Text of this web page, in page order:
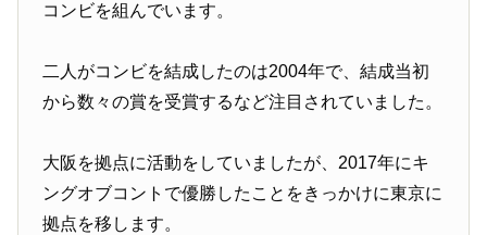
コンビを組んでいます。
二人がコンビを結成したのは2004年で、結成当初
から数々の賞を受賞するなど注目されていました。
大阪を拠点に活動をしていましたが、2017年にキ
ングオブコントで優勝したことをきっかけに東京に
拠点を移します。